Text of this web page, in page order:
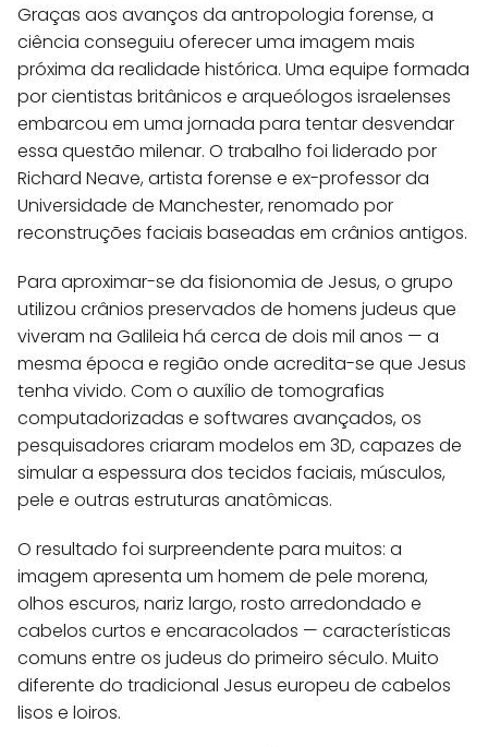
Graças aos avanços da antropologia forense, a
ciência conseguiu oferecer uma imagem mais
próxima da realidade histórica. Uma equipe formada
por cientistas britânicos e arqueólogos israelenses
embarcou em uma jornada para tentar desvendar
essa questão milenar. O trabalho foi liderado por
Richard Neave, artista forense e ex-professor da
Universidade de Manchester, renomado por
reconstruções faciais baseadas em crânios antigos.
Para aproximar-se da fisionomia de Jesus, o grupo
utilizou crânios preservados de homens judeus que
viveram na Galileia há cerca de dois mil anos — a
mesma época e região onde acredita-se que Jesus
tenha vivido. Com o auxílio de tomografias
computadorizadas e softwares avançados, os
pesquisadores criaram modelos em 3D, capazes de
simular a espessura dos tecidos faciais, músculos,
pele e outras estruturas anatômicas.
O resultado foi surpreendente para muitos: a
imagem apresenta um homem de pele morena,
olhos escuros, nariz largo, rosto arredondado e
cabelos curtos e encaracolados — características
comuns entre os judeus do primeiro século. Muito
diferente do tradicional Jesus europeu de cabelos
lisos e loiros.